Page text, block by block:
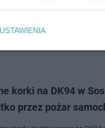
krajowej nr 94 w
niedozwolonym miejscu. N…
korki na DK94 w
przez pożar
USTAWIENIA